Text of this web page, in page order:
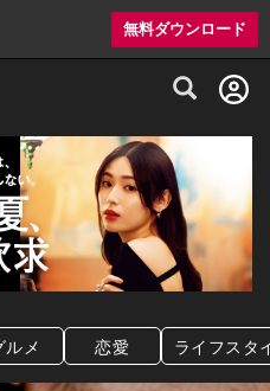
無料ダウンロード
報・プレミアムレストラン予約
ルメ 恋愛 ライフスタ